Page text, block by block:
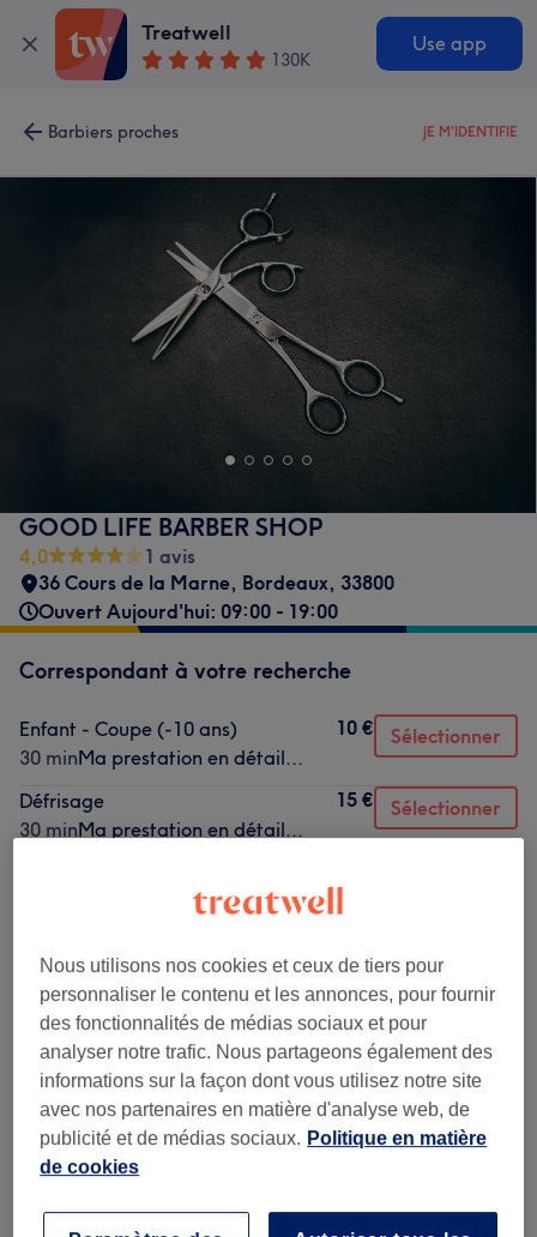
Treatwell
130K
Use app
Barbiers proches JE M'IDENTIFIE
GOOD LIFE BARBER SHOP
4,0
1 avis
36 Cours de la Marne, Bordeaux, 33800
Ouvert Aujourd'hui: 09:00 - 19:00
Correspondant à votre recherche
Enfant - Coupe (-10 ans)
30 minMa prestation en détail...
10 € Sélectionner
Défrisage
30 minMa prestation en détail...
15 € Sélectionner
Ma prestation en détail...
Ce n'est pas ce que vous recherchiez ?
Recherchez dans notre liste de prestations
Homme - Coupe De Cheveux Et
Barbier
(6)
à partir de 8 €
Enfant - Coupe De Cheveux Et Coiffure
Nous utilisons nos cookies et ceux de tiers pour
personnaliser le contenu et les annonces, pour fournir
des fonctionnalités de médias sociaux et pour
analyser notre trafic. Nous partageons également des
informations sur la façon dont vous utilisez notre site
avec nos partenaires en matière d'analyse web, de
publicité et de médias sociaux. Politique en matière
de cookies